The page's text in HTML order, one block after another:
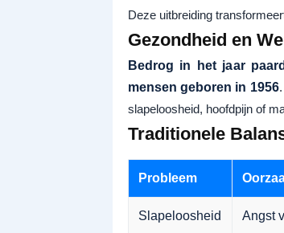
Deze uitbreiding
Gezondheid en
Bedrog in het jaar paard
mensen geboren in 1956
slapeloosheid, hoofdpijn of
Traditionele
Probleem
Slapeloosheid Angst